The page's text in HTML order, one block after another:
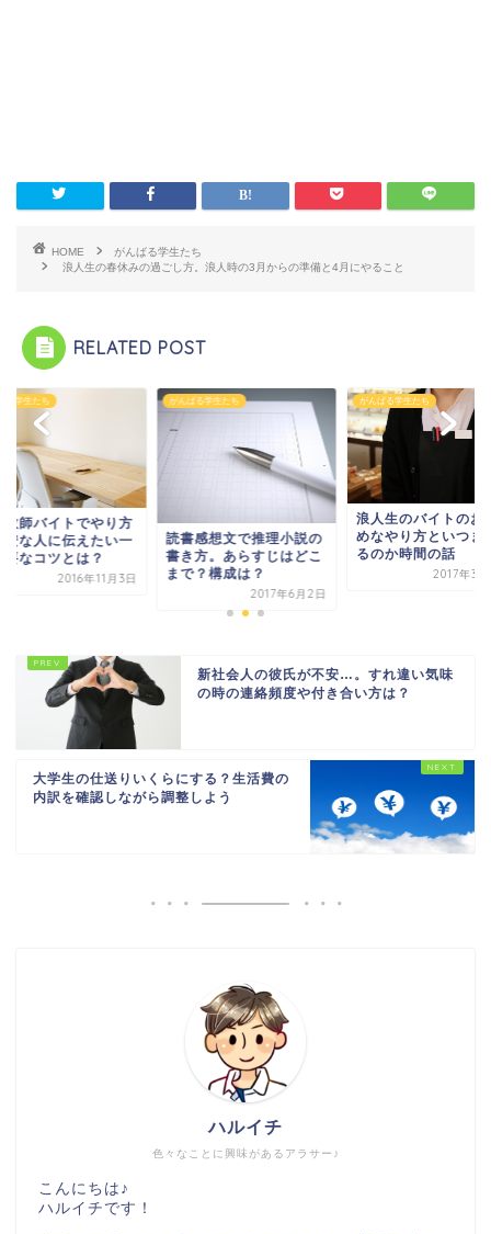
HOME
がんばる学生たち
浪人生の春休みの過ごし方。浪人時の3月からの準備と4月にやること
RELATED POST
る学生たち
教師バイトでやり方
安な人に伝えたい一
要なコツとは？
2016年11月3日
がんばる学生たち
読書感想文で推理小説の
書き方。あらすじはどこ
まで？構成は？
2017年6月2日
がんばる学生たち
浪人生のバイトのお
めなやり方といつま
るのか時間の話
2017年3
新社会人の彼氏が不安…。すれ違い気味
の時の連絡頻度や付き合い方は？
大学生の仕送りいくらにする？生活費の
内訳を確認しながら調整しよう
色々なことに興味があるアラサー♪
ハルイチ
こんにちは♪
ハルイチです！